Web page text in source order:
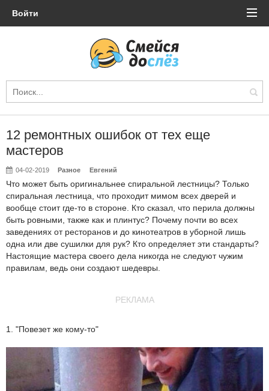
Войти
12 ремонтных ошибок от тех еще
мастеров
04-02-2019 Разное Евгений
Что может быть оригинальнее спиральной лестницы? Только
спиральная лестница, что проходит мимом всех дверей и
вообще стоит где-то в стороне. Кто сказал, что перила должны
быть ровными, также как и плинтус? Почему почти во всех
заведениях от ресторанов и до кинотеатров в уборной лишь
одна или две сушилки для рук? Кто определяет эти стандарты?
Настоящие мастера своего дела никогда не следуют чужим
правилам, ведь они создают шедевры.
РЕКЛАМА
1. "Повезет же кому-то"